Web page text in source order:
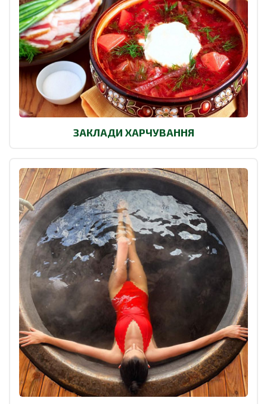
ЗАКЛАДИ ХАРЧУВАННЯ